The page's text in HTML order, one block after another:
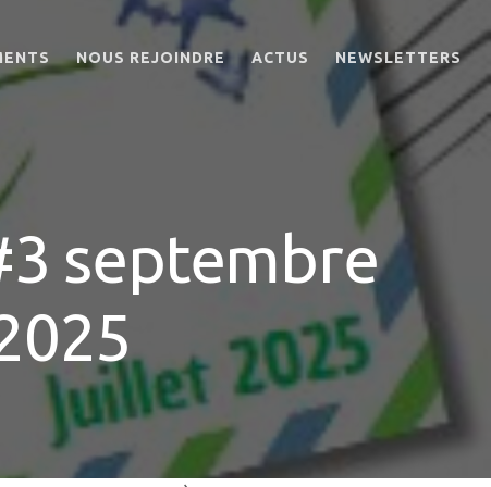
NOUS REJOINDRE ACTUS NEWSLETTERS
septembre